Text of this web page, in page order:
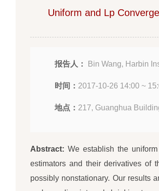
Uniform and Lp
报告人： Bin Wang, Harbin
时间： 2017-10-26 14:00 ~
地点： 217, Guanghua
Abstract: We establish the
estimators and their derivatives of
possibly nonstationary. Our results